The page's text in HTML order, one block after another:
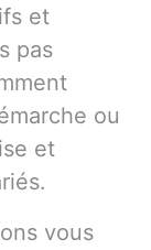
et
pas
ou
et
vous